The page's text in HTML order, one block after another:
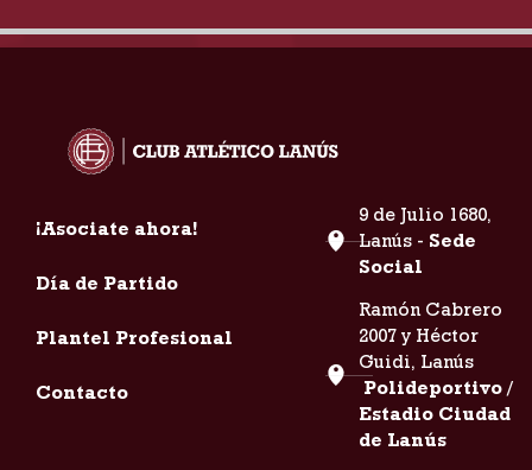
¡Asociate ahora!
Día de Partido
Plantel Profesional
Contacto
9 de Julio 1680,
Lanús - Sede
Social
Ramón Cabrero
2007 y Héctor
Guidi, Lanús
Polideportivo /
Estadio Ciudad
de Lanús